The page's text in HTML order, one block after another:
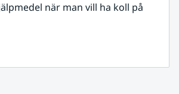
när man vill ha koll på